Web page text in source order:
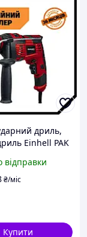
дриль,
Einhell PAK
відправки
₴/міс
Купити